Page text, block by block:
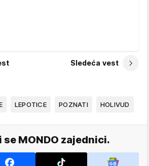
Sledeća vest
LEPOTICE POZNATI HOLIVUD
MONDO zajednici.